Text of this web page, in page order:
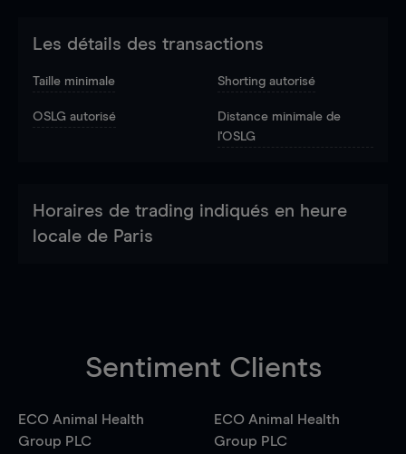
Les détails des transactions
Taille minimale Shorting autorisé
OSLG autorisé
Distance minimale de
l'OSLG
Horaires de trading indiqués en heure
locale de Paris
Sentiment Clients
ECO Animal Health
Group PLC
ECO Animal Health
Group PLC